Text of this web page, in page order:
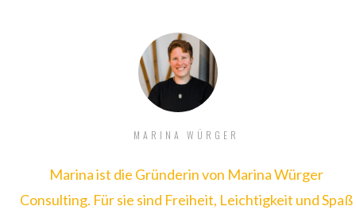
MARINA WÜRGER
Marina ist die Gründerin von Marina Würger
Consulting. Für sie sind Freiheit, Leichtigkeit und Spaß